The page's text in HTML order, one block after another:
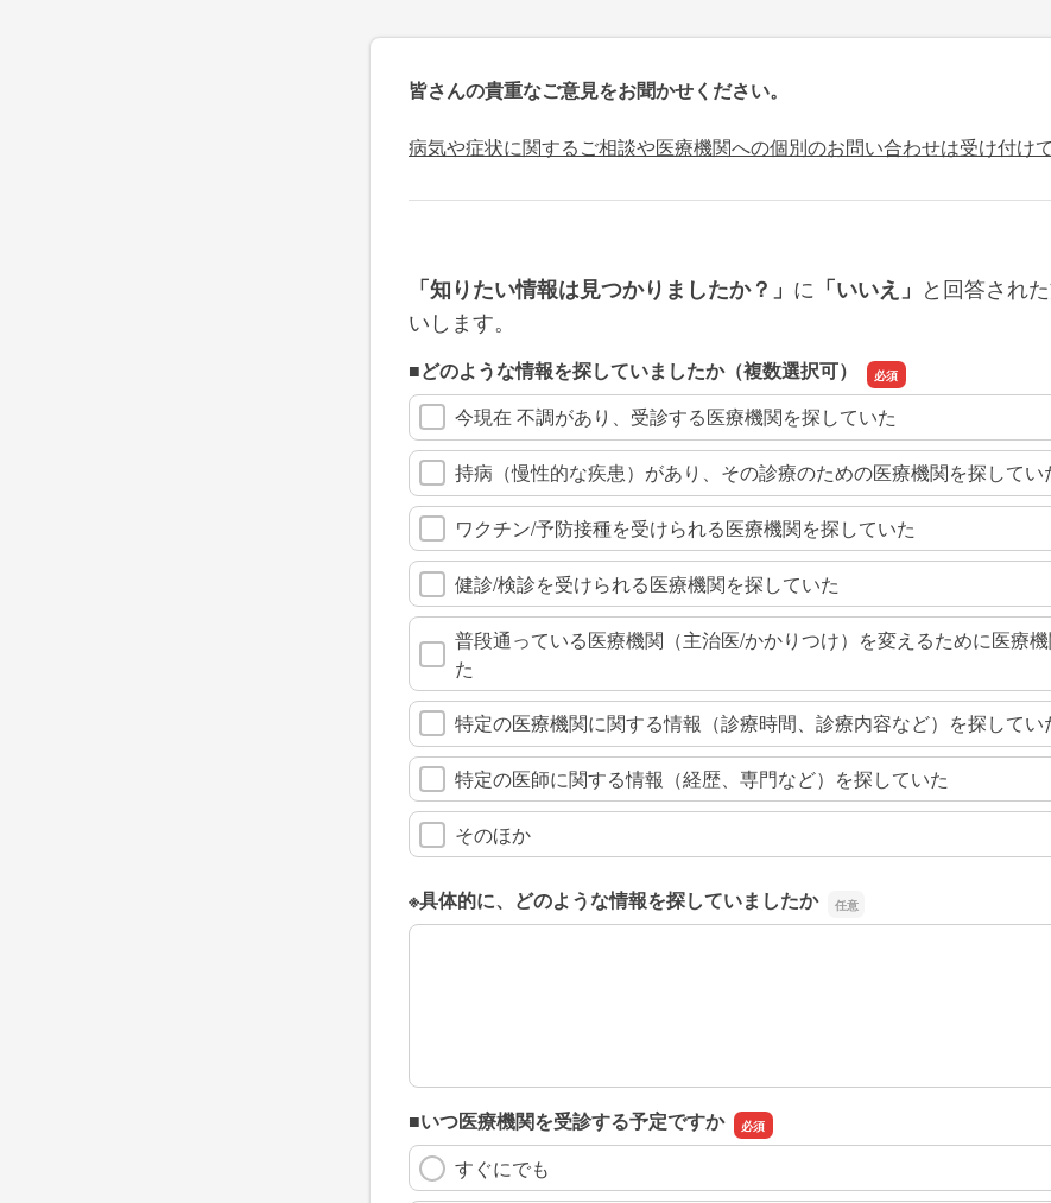
皆さんの貴重なご意見をお聞かせください。
病気や症状に関するご相談や医療機関への個別のお問い合わせは受け付けて
「知りたい情報は見つかりましたか？」 に 「いいえ」 と回答され
いします。
■どのような情報を探していましたか（複数選択可）
今現在 不調があり、受診する医療機関を探していた
持病（慢性的な疾患）があり、その診療のための医療機関を探してい
ワクチン/予防接種を受けられる医療機関を探していた
健診/検診を受けられる医療機関を探していた
普段通っている医療機関（主治医/かかりつけ）を変えるために医療
た
特定の医療機関に関する情報（診療時間、診療内容など）を探してい
特定の医師に関する情報（経歴、専門など）を探していた
そのほか
※具体的に、どのような情報を探していましたか
※具体的に、どのような情報を探していましたか
■いつ医療機関を受診する予定ですか
すぐにでも